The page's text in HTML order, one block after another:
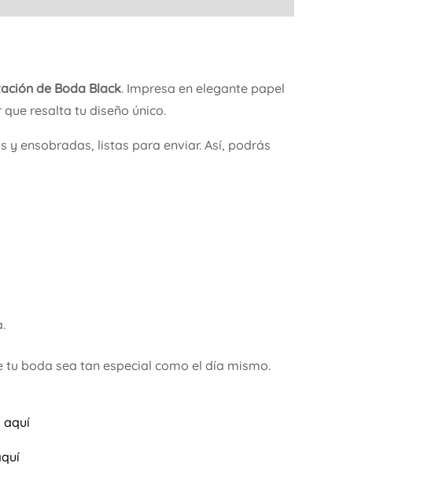
de Boda Black. Impresa en elegante papel
resalta tu diseño único.
y ensobradas, listas para enviar. Así, podrás
boda sea tan especial como el día mismo.
aquí